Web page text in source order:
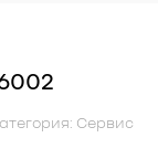
Сервис